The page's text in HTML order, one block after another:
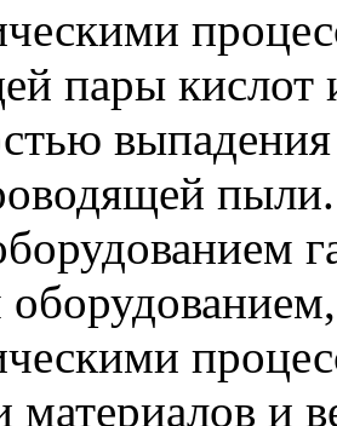
пары кислот
материалов и